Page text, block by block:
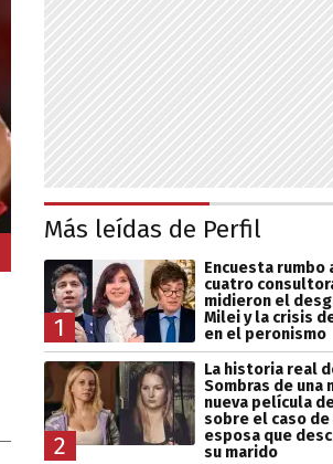
Más leídas de Perfil
1
Encuesta rumbo
cuatro
midieron el
Milei y la crisis
en el peronismo
2
La historia real
Sombras de una
nueva película
sobre el caso de
esposa que
su marido